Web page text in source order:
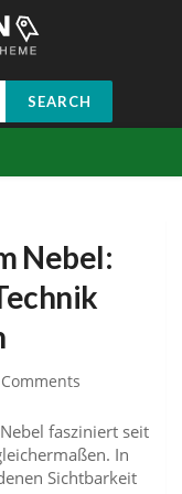
SEARCH
Nebel:
fasziniert seit
In
Sichtbarkeit